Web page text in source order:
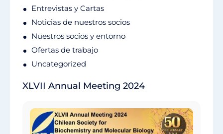
Entrevistas y Cartas
Noticias de nuestros socios
Nuestros socios y entorno
Ofertas de trabajo
Uncategorized
XLVII Annual Meeting 2024